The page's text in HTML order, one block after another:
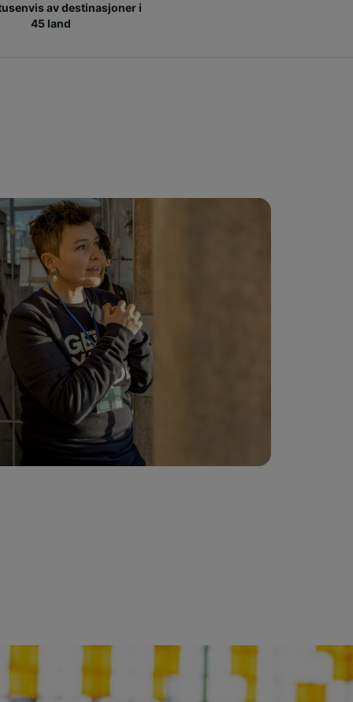
av destinasjoner i
45 land